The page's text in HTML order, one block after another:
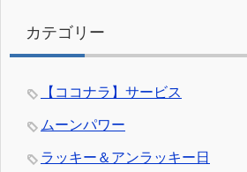
カテゴリー
【ココナラ】サービス
ムーンパワー
ラッキー＆アンラッキー日